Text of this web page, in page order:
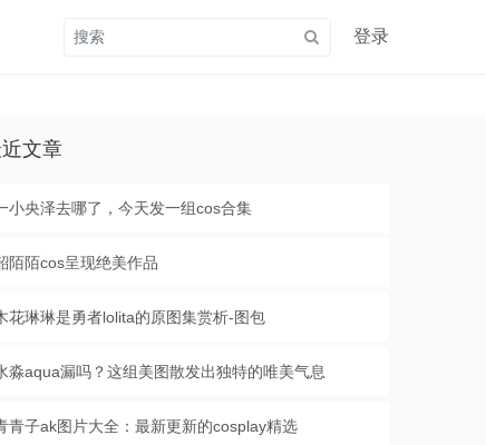
登录
文章
小央泽去哪了，今天发一组cos合集
陌陌cos呈现绝美作品
花琳琳是勇者lolita的原图集赏析-图包
淼aqua漏吗？这组美图散发出独特的唯美气息
青子ak图片大全：最新更新的cosplay精选